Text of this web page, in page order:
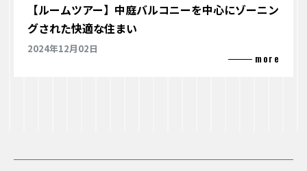
【ルームツアー】中庭バルコニーを中心にゾーニン
グされた快適な住まい
2024年12月02日